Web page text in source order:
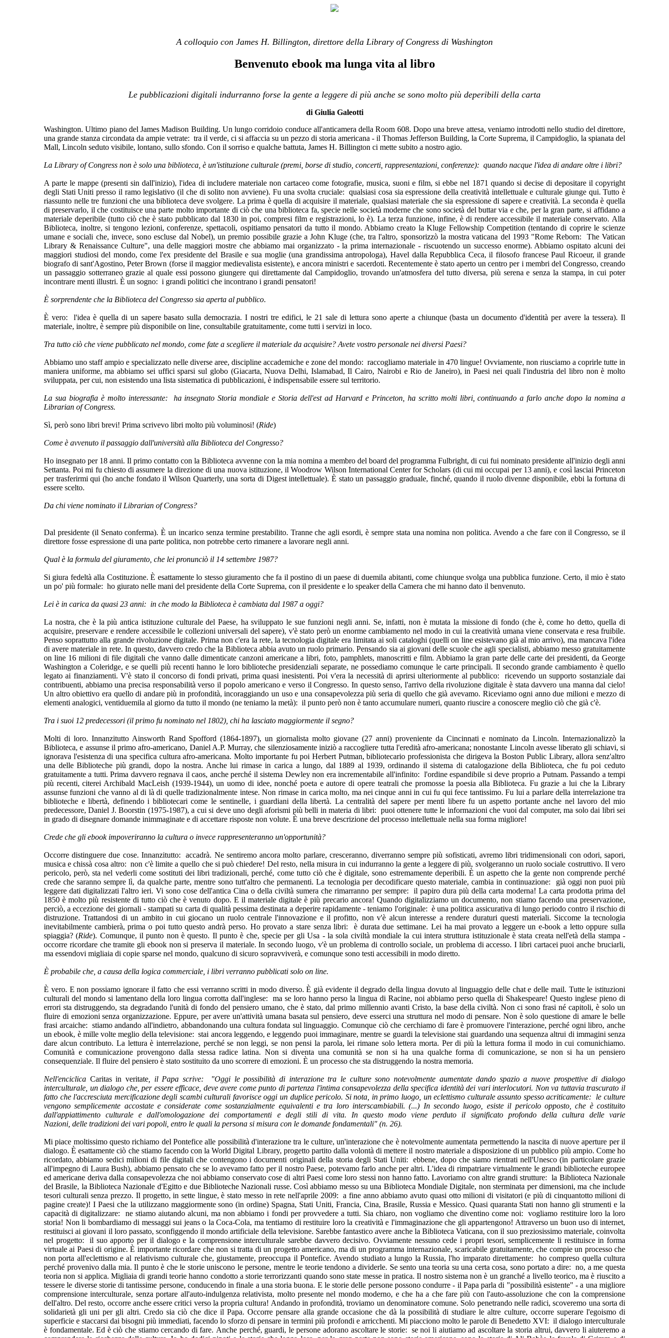
A colloquio con James H. Billington, direttore della Library of Congress di Washington
Benvenuto ebook ma lunga vita al libro
Le pubblicazioni digitali indurranno forse la gente a leggere di più anche se sono molto più deperibili della carta
di Giulia Galeotti
Washington. Ultimo piano del James Madison Building. Un lungo corridoio conduce all'anticamera della Room 608. Dopo una breve attesa, veniamo introdotti nello studio del direttore,
una grande stanza circondata da ampie vetrate: tra il verde, ci si affaccia su un pezzo di storia americana - il Thomas Jefferson Building, la Corte Suprema, il Campidoglio, la spianata del
Mall, Lincoln seduto visibile, lontano, sullo sfondo. Con il sorriso e qualche battuta, James H. Billington ci mette subito a nostro agio.
La Library of Congress non è solo una biblioteca, è un'istituzione culturale (premi, borse di studio, concerti, rappresentazioni, conferenze): quando nacque l'idea di andare oltre i libri?
A parte le mappe (presenti sin dall'inizio), l'idea di includere materiale non cartaceo come fotografie, musica, suoni e film, si ebbe nel 1871 quando si decise di depositare il copyright
degli Stati Uniti presso il ramo legislativo (il che di solito non avviene). Fu una svolta cruciale: qualsiasi cosa sia espressione della creatività intellettuale e culturale giunge qui. Tutto è
riassunto nelle tre funzioni che una biblioteca deve svolgere. La prima è quella di acquisire il materiale, qualsiasi materiale che sia espressione di sapere e creatività. La seconda è quella
di preservarlo, il che costituisce una parte molto importante di ciò che una biblioteca fa, specie nelle società moderne che sono società del buttar via e che, per la gran parte, si affidano a
materiale deperibile (tutto ciò che è stato pubblicato dal 1830 in poi, compresi film e registrazioni, lo è). La terza funzione, infine, è di rendere accessibile il materiale conservato. Alla
Biblioteca, inoltre, si tengono lezioni, conferenze, spettacoli, ospitiamo pensatori da tutto il mondo. Abbiamo creato la Kluge Fellowship Competition (tentando di coprire le scienze
umane e sociali che, invece, sono escluse dal Nobel), un premio possibile grazie a John Kluge (che, tra l'altro, sponsorizzò la mostra vaticana del 1993 "Rome Reborn: The Vatican
Library & Renaissance Culture", una delle maggiori mostre che abbiamo mai organizzato - la prima internazionale - riscuotendo un successo enorme). Abbiamo ospitato alcuni dei
maggiori studiosi del mondo, come l'ex presidente del Brasile e sua moglie (una grandissima antropologa), Havel dalla Repubblica Ceca, il filosofo francese Paul Ricoeur, il grande
biografo di sant'Agostino, Peter Brown (forse il maggior medievalista esistente), e ancora ministri e sacerdoti. Recentemente è stato aperto un centro per i membri del Congresso, creando
un passaggio sotterraneo grazie al quale essi possono giungere qui direttamente dal Campidoglio, trovando un'atmosfera del tutto diversa, più serena e senza la stampa, in cui poter
incontrare menti illustri. È un sogno: i grandi politici che incontrano i grandi pensatori!
È sorprendente che la Biblioteca del Congresso sia aperta al pubblico.
È vero: l'idea è quella di un sapere basato sulla democrazia. I nostri tre edifici, le 21 sale di lettura sono aperte a chiunque (basta un documento d'identità per avere la tessera). Il
materiale, inoltre, è sempre più disponibile on line, consultabile gratuitamente, come tutti i servizi in loco.
Tra tutto ciò che viene pubblicato nel mondo, come fate a scegliere il materiale da acquisire? Avete vostro personale nei diversi Paesi?
Abbiamo uno staff ampio e specializzato nelle diverse aree, discipline accademiche e zone del mondo: raccogliamo materiale in 470 lingue! Ovviamente, non riusciamo a coprirle tutte in
maniera uniforme, ma abbiamo sei uffici sparsi sul globo (Giacarta, Nuova Delhi, Islamabad, Il Cairo, Nairobi e Rio de Janeiro), in Paesi nei quali l'industria del libro non è molto
sviluppata, per cui, non esistendo una lista sistematica di pubblicazioni, è indispensabile essere sul territorio.
La sua biografia è molto interessante: ha insegnato Storia mondiale e Storia dell'est ad Harvard e Princeton, ha scritto molti libri, continuando a farlo anche dopo la nomina a
Librarian of Congress.
Sì, però sono libri brevi! Prima scrivevo libri molto più voluminosi! (Ride)
Come è avvenuto il passaggio dall'università alla Biblioteca del Congresso?
Ho insegnato per 18 anni. Il primo contatto con la Biblioteca avvenne con la mia nomina a membro del board del programma Fulbright, di cui fui nominato presidente all'inizio degli anni
Settanta. Poi mi fu chiesto di assumere la direzione di una nuova istituzione, ilWoodrow Wilson International Center for Scholars (di cui mi occupai per 13 anni), e così lasciai Princeton
per trasferirmi qui (ho anche fondato il Wilson Quarterly, una sorta di Digest intellettuale). È stato un passaggio graduale, finché, quando il ruolo divenne disponibile, ebbi la fortuna di
essere scelto.
Da chi viene nominato il Librarian of Congress?
Dal presidente (il Senato conferma). È un incarico senza termine prestabilito. Tranne che agli esordi, è sempre stata una nomina non politica. Avendo a che fare con il Congresso, se il
direttore fosse espressione di una parte politica, non potrebbe certo rimanere a lavorare negli anni.
Qual è la formula del giuramento, che lei pronunciò il 14 settembre 1987?
Si giura fedeltà alla Costituzione. È esattamente lo stesso giuramento che fa il postino di un paese di duemila abitanti, come chiunque svolga una pubblica funzione. Certo, il mio è stato
un po' più formale: ho giurato nelle mani del presidente della Corte Suprema, con il presidente e lo speaker della Camera che mi hanno dato il benvenuto.
Lei è in carica da quasi 23 anni: in che modo la Biblioteca è cambiata dal 1987 a oggi?
La nostra, che è la più antica istituzione culturale del Paese, ha sviluppato le sue funzioni negli anni. Se, infatti, non è mutata la missione di fondo (che è, come ho detto, quella di
acquisire, preservare e rendere accessibile le collezioni universali del sapere), v'è stato però un enorme cambiamento nel modo in cui la creatività umana viene conservata e resa fruibile.
Penso soprattutto alla grande rivoluzione digitale. Prima non c'era la rete, la tecnologia digitale era limitata ai soli cataloghi (quellion line esistevano già al mio arrivo), ma mancava l'idea
di avere materiale in rete. In questo, davvero credo che la Biblioteca abbia avuto un ruolo primario. Pensando sia ai giovani delle scuole che agli specialisti, abbiamo messo gratuitamente
on line 16 milioni di file digitali che vanno dalle dimenticate canzoni americane a libri, foto, pamphlets, manoscritti e film. Abbiamo la gran parte delle carte dei presidenti, da George
Washington a Coleridge, e se quelli più recenti hanno le loro biblioteche presidenziali separate, ne possediamo comunque le carte principali. Il secondo grande cambiamento è quello
legato ai finanziamenti. V'è stato il concorso di fondi privati, prima quasi inesistenti. Poi v'era la necessità di aprirsi ulteriormente al pubblico: ricevendo un supporto sostanziale dai
contribuenti, abbiamo una precisa responsabilità verso il popolo americano e verso il Congresso. In questo senso, l'arrivo della rivoluzione digitale è stata davvero una manna dal cielo!
Un altro obiettivo era quello di andare più in profondità, incoraggiando un uso e una consapevolezza più seria di quello che già avevamo. Riceviamo ogni anno due milioni e mezzo di
elementi analogici, ventiduemila al giorno da tutto il mondo (ne teniamo la metà): il punto però non è tanto accumulare numeri, quanto riuscire a conoscere meglio ciò che già c'è.
Tra i suoi 12 predecessori (il primo fu nominato nel 1802), chi ha lasciato maggiormente il segno?
Molti di loro. Innanzitutto Ainsworth Rand Spofford (1864-1897), un giornalista molto giovane (27 anni) proveniente da Cincinnati e nominato da Lincoln. Internazionalizzò la
Biblioteca, e assunse il primo afro-americano, Daniel A.P. Murray, che silenziosamente iniziò a raccogliere tutta l'eredità afro-americana; nonostante Lincoln avesse liberato gli schiavi, si
ignorava l'esistenza di una specifica cultura afro-americana. Molto importante fu poi Herbert Putman, bibliotecario professionista che dirigeva la Boston Public Library, allora senz'altro
una delle Biblioteche più grandi, dopo la nostra. Anche lui rimase in carica a lungo, dal 1889 al 1939, ordinando il sistema di catalogazione della Biblioteca, che fu poi ceduto
gratuitamente a tutti. Prima davvero regnava il caos, anche perché il sistema Dewley non era incrementabile all'infinito: l'ordine espandibile si deve proprio a Putnam. Passando a tempi
più recenti, citerei Archibald MacLeish (1939-1944), un uomo di idee, nonché poeta e autore di opere teatrali che promosse la poesia alla Biblioteca. Fu grazie a lui che la Library
assunse funzioni che vanno al di là di quelle tradizionalmente intese. Non rimase in carica molto, ma nei cinque anni in cui fu qui fece tantissimo. Fu lui a parlare della interrelazione tra
biblioteche e libertà, definendo i bibliotecari come le sentinelle, i guardiani della libertà. La centralità del sapere per menti libere fu un aspetto portante anche nel lavoro del mio
predecessore, Daniel J. Boorstin (1975-1987), a cui si deve uno degli aforismi più belli in materia di libri: puoi ottenere tutte le informazioni che vuoi dal computer, ma solo dai libri sei
in grado di disegnare domande inimmaginate e di accettare risposte non volute. È una breve descrizione del processo intellettuale nella sua forma migliore!
Crede che gli ebook impoveriranno la cultura o invece rappresenteranno un'opportunità?
Occorre distinguere due cose. Innanzitutto: accadrà. Ne sentiremo ancora molto parlare, cresceranno, diverranno sempre più sofisticati, avremo libri tridimensionali con odori, sapori,
musica e chissà cosa altro: non c'è limite a quello che si può chiedere! Del resto, nella misura in cui indurranno la gente a leggere di più, svolgeranno un ruolo sociale costruttivo. Il vero
pericolo, però, sta nel vederli come sostituti dei libri tradizionali, perché, come tutto ciò che è digitale, sono estremamente deperibili. È un aspetto che la gente non comprende perché
crede che saranno sempre lì, da qualche parte, mentre sono tutt'altro che permanenti. La tecnologia per decodificare questo materiale, cambia in continuazione: già oggi non puoi più
leggere dati digitalizzati l'altro ieri. Vi sono cose dell'antica Cina o della civiltà sumera che rimarranno per sempre: il papiro dura più della carta moderna! La carta prodotta prima del
1850 è molto più resistente di tutto ciò che è venuto dopo. E il materiale digitale è più precario ancora! Quando digitalizziamo un documento, non stiamo facendo una preservazione,
perciò, a eccezione dei giornali - stampati su carta di qualità pessima destinata a deperire rapidamente - teniamo l'originale: è una politica assicurativa di lungo periodo contro il rischio di
distruzione. Trattandosi di un ambito in cui giocano un ruolo centrale l'innovazione e il profitto, non v'è alcun interesse a rendere duraturi questi materiali. Siccome la tecnologia
inevitabilmente cambierà, prima o poi tutto questo andrà perso. Ho provato a stare senza libri: è durata due settimane. Lei ha mai provato a leggere un e-book a letto oppure sulla
spiaggia? (Ride). Comunque, il punto non è questo. Il punto è che, specie per gli Usa - la sola civiltà mondiale la cui intera struttura istituzionale è stata creata nell'età della stampa -
occorre ricordare che tramite gli ebook non si preserva il materiale. In secondo luogo, v'è un problema di controllo sociale, un problema di accesso. I libri cartacei puoi anche bruciarli,
ma essendovi migliaia di copie sparse nel mondo, qualcuno di sicuro sopravviverà, e comunque sono testi accessibili in modo diretto.
È probabile che, a causa della logica commerciale, i libri verranno pubblicati solo on line.
È vero. E non possiamo ignorare il fatto che essi verranno scritti in modo diverso. È già evidente il degrado della lingua dovuto al linguaggio delle chat e delle mail. Tutte le istituzioni
culturali del mondo si lamentano della loro lingua corrotta dall'inglese: ma se loro hanno perso la lingua di Racine, noi abbiamo perso quella di Shakespeare! Questo inglese pieno di
errori sta distruggendo, sta degradando l'unità di fondo del pensiero umano, che è stato, dal primo millennio avanti Cristo, la base della civiltà. Non ci sono frasi né capitoli, è solo un
fluire di emozioni senza organizzazione. Eppure, per avere un'attività umana basata sul pensiero, deve esserci una struttura nel modo di pensare. Non è solo questione di amare le belle
frasi arcaiche: stiamo andando all'indietro, abbandonando una cultura fondata sul linguaggio. Comunque ciò che cerchiamo di fare è promuovere l'interazione, perché ogni libro, anche
un ebook, è mille volte meglio della televisione: stai ancora leggendo, e leggendo puoi immaginare, mentre se guardi la televisione stai guardando una sequenza altrui di immagini senza
dare alcun contributo. La lettura è interrelazione, perché se non leggi, se non pensi la parola, lei rimane solo lettera morta. Per di più la lettura forma il modo in cui comunichiamo.
Comunità e comunicazione provengono dalla stessa radice latina. Non si diventa una comunità se non si ha una qualche forma di comunicazione, se non si ha un pensiero
consequenziale. Il fluire del pensiero è stato sostituito da uno scorrere di emozioni. È un processo che sta distruggendo la nostra memoria.
Nell'enciclica Caritas in veritate, il Papa scrive: "Oggi le possibilità di interazione tra le culture sono notevolmente aumentate dando spazio a nuove prospettive di dialogo
interculturale, un dialogo che, per essere efficace, deve avere come punto di partenza l'intima consapevolezza della specifica identità dei vari interlocutori. Non va tuttavia trascurato il
fatto che l'accresciuta mercificazione degli scambi culturali favorisce oggi un duplice pericolo. Si nota, in primo luogo, un eclettismo culturale assunto spesso acriticamente: le culture
vengono semplicemente accostate e considerate come sostanzialmente equivalenti e tra loro interscambiabili. (...) In secondo luogo, esiste il pericolo opposto, che è costituito
dall'appiattimento culturale e dall'omologazione dei comportamenti e degli stili di vita. In questo modo viene perduto il significato profondo della cultura delle varie
Nazioni, delle tradizioni dei vari popoli, entro le quali la persona si misura con le domande fondamentali" (n. 26).
Mi piace moltissimo questo richiamo del Pontefice alle possibilità d'interazione tra le culture, un'interazione che è notevolmente aumentata permettendo la nascita di nuove aperture per il
dialogo. È esattamente ciò che stiamo facendo con la World Digital Library, progetto partito dalla volontà di mettere il nostro materiale a disposizione di un pubblico più ampio. Come ho
ricordato, abbiamo sedici milioni di file digitali che contengono i documenti originali della storia degli Stati Uniti: ebbene, dopo che siamo rientrati nell'Unesco (in particolare grazie
all'impegno di Laura Bush), abbiamo pensato che se lo avevamo fatto per il nostro Paese, potevamo farlo anche per altri. L'idea di rimpatriare virtualmente le grandi biblioteche europee
ed americane deriva dalla consapevolezza che noi abbiamo conservato cose di altri Paesi come loro stessi non hanno fatto. Lavoriamo con altre grandi strutture: la Biblioteca Nazionale
del Brasile, la Biblioteca Nazionale d'Egitto e due Biblioteche Nazionali russe. Così abbiamo messo su una Biblioteca Mondiale Digitale, non sterminata per dimensioni, ma che include
tesori culturali senza prezzo. Il progetto, in sette lingue, è stato messo in rete nell'aprile 2009: a fine anno abbiamo avuto quasi otto milioni di visitatori (e più di cinquantotto milioni di
pagine create)! I Paesi che la utilizzano maggiormente sono (in ordine) Spagna, Stati Uniti, Francia, Cina, Brasile, Russia e Messico. Quasi quaranta Stati non hanno gli strumenti e la
capacità di digitalizzare: ne stiamo aiutando alcuni, ma non abbiamo i fondi per provvedere a tutti. Sia chiaro, non vogliamo che diventino come noi: vogliamo restituire loro la loro
storia! Non li bombardiamo di messaggi sui jeans o la Coca-Cola, ma tentiamo di restituire loro la creatività e l'immaginazione che gli appartengono! Attraverso un buon uso di internet,
restituisci ai giovani il loro passato, sconfiggendo il mondo artificiale della televisione. Sarebbe fantastico avere anche la Biblioteca Vaticana, con il suo preziosissimo materiale, coinvolta
nel progetto: il suo apporto per il dialogo e la comprensione interculturale sarebbe davvero decisivo. Ovviamente nessuno cede i propri tesori, semplicemente li restituisce in forma
virtuale ai Paesi di origine. È importante ricordare che non si tratta di un progetto americano, ma di un programma internazionale, scaricabile gratuitamente, che compie un processo che
non porta all'eclettismo e al relativismo culturale che, giustamente, preoccupa il Pontefice. Avendo studiato a lungo la Russia, l'ho imparato direttamente: ho compreso quella cultura
perché provenivo dalla mia. Il punto è che le storie uniscono le persone, mentre le teorie tendono a dividerle. Se sento una teoria su una certa cosa, sono portato a dire: no, a me questa
teoria non si applica. Migliaia di grandi teorie hanno condotto a storie terrorizzanti quando sono state messe in pratica. Il nostro sistema non è un granché a livello teorico, ma è riuscito a
tessere le diverse storie di tantissime persone, conducendo in finale a una storia buona. E le storie delle persone possono condurre - il Papa parla di "possibilità esistente" - a una migliore
comprensione interculturale, senza portare all'auto-indulgenza relativista, molto presente nel mondo moderno, e che ha a che fare più con l'auto-assoluzione che con la comprensione
dell'altro. Del resto, occorre anche essere critici verso la propria cultura! Andando in profondità, troviamo un denominatore comune. Solo penetrando nelle radici, scoveremo una sorta di
solidarietà gli uni per gli altri. Credo sia ciò che dice il Papa. Occorre pensare alla grande occasione che dà la possibilità di studiare le altre culture, occorre superare l'egoismo di
superficie e staccarsi dai bisogni più immediati, facendo lo sforzo di pensare in termini più profondi e arricchenti. Mi piacciono molto le parole di Benedetto XVI: il dialogo interculturale
è fondamentale. Ed è ciò che stiamo cercando di fare. Anche perché, guardi, le persone adorano ascoltare le storie: se noi li aiutiamo ad ascoltare la storia altrui, davvero li aiuteremo a